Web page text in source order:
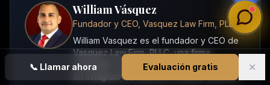
📞 Llamar ahora Evaluación gratis ✕
William Vásquez
Fundador y CEO, Vasquez Law Firm, PLLC
William Vasquez es el fundador y CEO de
Vasquez Law Firm, PLLC, una firma
orientada a resultados que se especializa
en inmigración, defensa criminal, derecho